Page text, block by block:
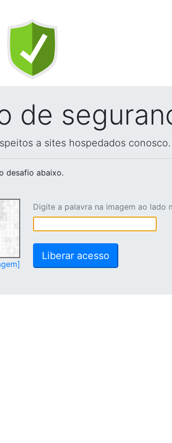
de
a sites hospedados conosco.
desafio abaixo.
Digite a palavra na imagem ao lado